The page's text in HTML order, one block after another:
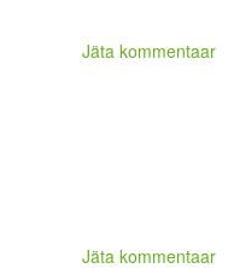
Jäta kommentaar
Jäta kommentaar